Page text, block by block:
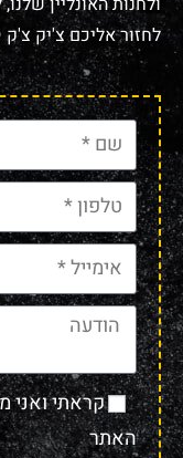
לחזור אליכם צ'יק צ'ק
קראתי
האתר